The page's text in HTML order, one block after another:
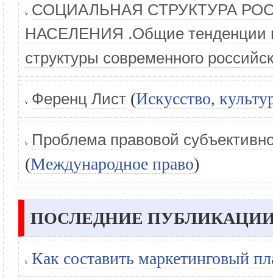
СОЦИАЛЬНАЯ СТРУКТУРА
НАСЕЛЕНИЯ .Общие тенденции
структуры современного
Ференц Лист (Искусство,
Проблема правовой
(Международное право)
ПОСЛЕДНИЕ
Как составить маркетинговый